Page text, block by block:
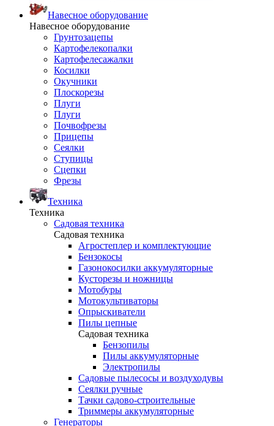
Навесное оборудование
Навесное оборудование
Грунтозацепы
Картофелекопалки
Картофелесажалки
Косилки
Окучники
Плоскорезы
Плуги
Плуги
Почвофрезы
Прицепы
Сеялки
Ступицы
Сцепки
Фрезы
Техника
Техника
Садовая техника
Садовая техника
Агростеплер и комплектующие
Бензокосы
Газонокосилки аккумуляторные
Кусторезы и ножницы
Мотобуры
Мотокультиваторы
Опрыскиватели
Пилы цепные
Садовая техника
Бензопилы
Пилы аккумуляторные
Электропилы
Садовые пылесосы и воздуходувы
Сеялки ручные
Тачки садово-строительные
Триммеры аккумуляторные
Генераторы